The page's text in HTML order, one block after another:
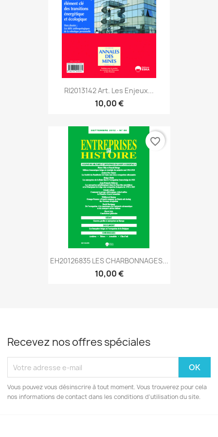
RI2013142 Art. Les Enjeux...
10,00 €
EH20126835 LES CHARBONNAGES...
10,00 €
favorite_border
Recevez nos offres spéciales
Vous pouvez vous désinscrire à tout moment. Vous trouverez pour cela
nos informations de contact dans les conditions d'utilisation du site.